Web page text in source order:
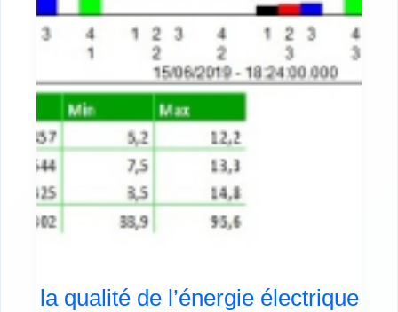
la qualité de l’énergie électrique